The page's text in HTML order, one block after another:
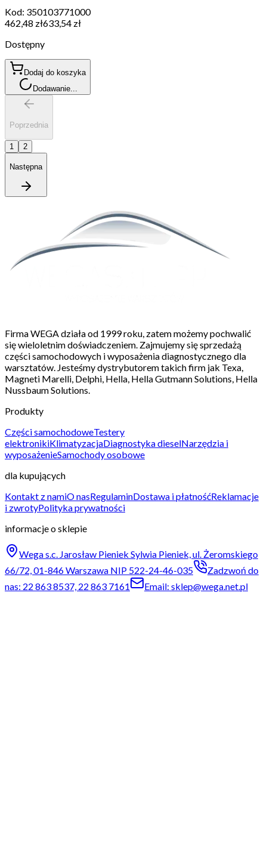
Kod: 350103771000
462,48 zł633,54 zł
Dostępny
Dodaj do koszyka
Dodawanie...
Poprzednia
1 2
Następna
Firma WEGA działa od 1999 roku, zatem możemy pochwalić
się wieloletnim doświadczeniem. Zajmujemy się sprzedażą
części samochodowych i wyposażenia diagnostycznego dla
warsztatów. Jesteśmy dystrybutorem takich firm jak Texa,
Magneti Marelli, Delphi, Hella, Hella Gutmann Solutions, Hella
Nussbaum Solutions.
Produkty
Części samochodoweTestery
elektronikiKlimatyzacjaDiagnostyka dieselNarzędzia i
wyposażenieSamochody osobowe
dla kupujących
Kontakt z namiO nasRegulaminDostawa i płatnośćReklamacje
i zwrotyPolityka prywatności
informacje o sklepie
Wega s.c. Jarosław Pieniek Sylwia Pieniek, ul. Żeromskiego
66/72, 01-846 Warszawa NIP 522-24-46-035
Zadzwoń do
nas: 22 863 8537, 22 863 7161
Email: sklep@wega.net.pl